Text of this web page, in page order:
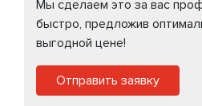
Мы сделаем это за вас
быстро, предложив
выгодной цене!
Отправить заявку